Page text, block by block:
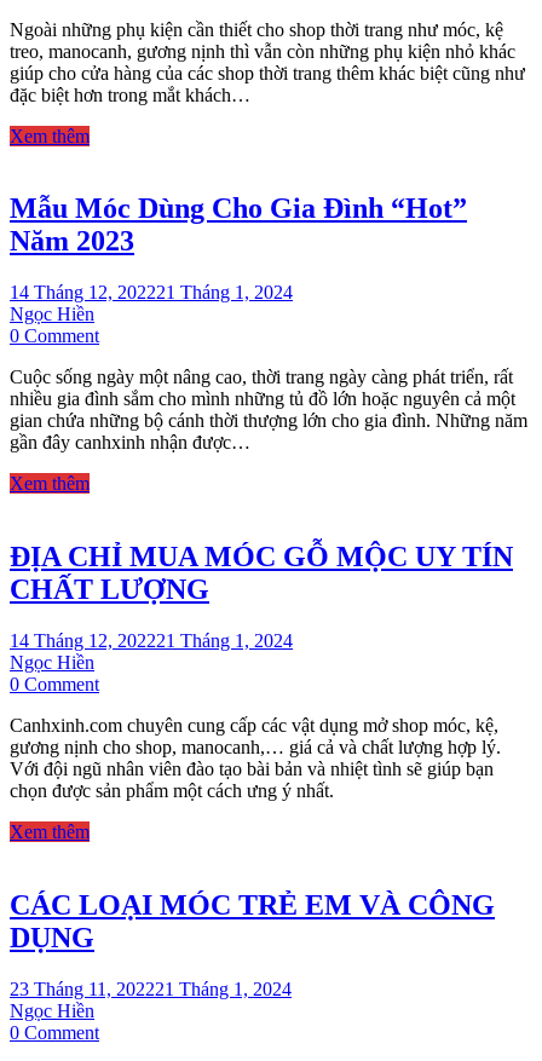
LOẠI
PHỤ
KIỆN
CẦN
Ngoài những phụ kiện cần thiết cho shop thời trang như móc, kệ
treo, manocanh, gương nịnh thì vẫn còn những phụ kiện nhỏ khác
giúp cho cửa hàng của các shop thời trang thêm khác biệt cũng như
đặc biệt hơn trong mắt khách…
Xem thêm
Mẫu Móc Dùng Cho Gia Đình “Hot”
Năm 2023
14 Tháng 12, 202221 Tháng 1, 2024
Ngọc Hiền
0 Commenton
Móc
Dùng
Cho
Gia
Cuộc sống ngày một nâng cao, thời trang ngày càng phát triển, rất
nhiều gia đình sắm cho mình những tủ đồ lớn hoặc nguyên cả một
gian chứa những bộ cánh thời thượng lớn cho gia đình. Những năm
gần đây canhxinh nhận được…
Xem thêm
ĐỊA CHỈ MUA MÓC GỖ MỘC UY TÍN
CHẤT LƯỢNG
14 Tháng 12, 202221 Tháng 1, 2024
Ngọc Hiền
0 Commenton
CHỈ
MUA
MÓC
GỖ
LƯỢNG
Canhxinh.com chuyên cung cấp các vật dụng mở shop móc, kệ,
gương nịnh cho shop, manocanh,… giá cả và chất lượng hợp lý.
Với đội ngũ nhân viên đào tạo bài bản và nhiệt tình sẽ giúp bạn
chọn được sản phẩm một cách ưng ý nhất.
Xem thêm
CÁC LOẠI MÓC TRẺ EM VÀ CÔNG
DỤNG
23 Tháng 11, 202221 Tháng 1, 2024
Ngọc Hiền
0 Commenton